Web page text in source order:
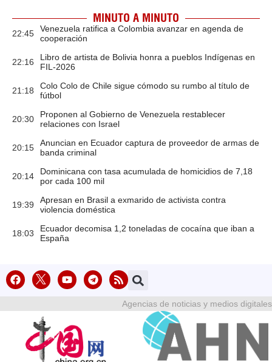
MINUTO A MINUTO
22:45
Venezuela ratifica a Colombia avanzar en agenda de
cooperación
22:16
Libro de artista de Bolivia honra a pueblos Indígenas en
FIL-2026
21:18
Colo Colo de Chile sigue cómodo su rumbo al título de
fútbol
20:30
Proponen al Gobierno de Venezuela restablecer
relaciones con Israel
20:15
Anuncian en Ecuador captura de proveedor de armas de
banda criminal
20:14
Dominicana con tasa acumulada de homicidios de 7,18
por cada 100 mil
19:39
Apresan en Brasil a exmarido de activista contra
violencia doméstica
18:03
Ecuador decomisa 1,2 toneladas de cocaína que iban a
España
Agencias de noticias y medios digitales